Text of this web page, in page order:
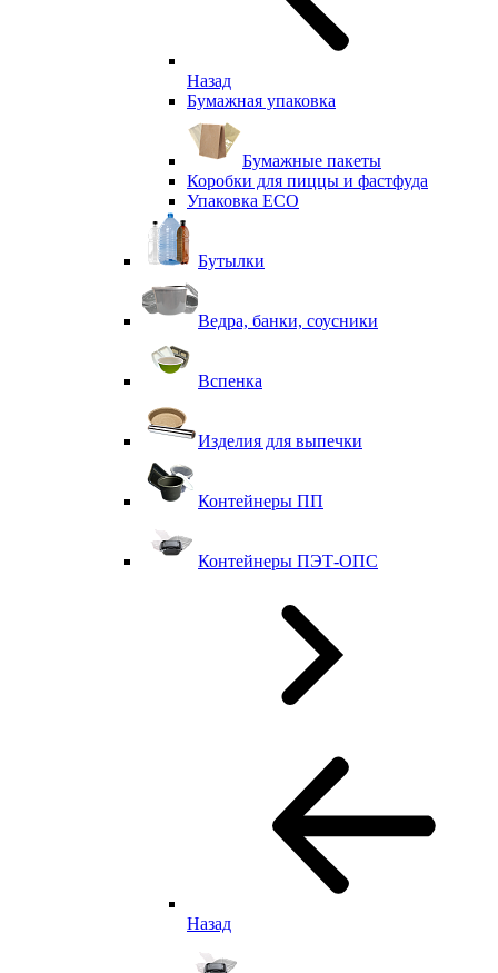
Назад
Бумажная упаковка
Бумажные пакеты
Коробки для пиццы и фастфуда
Упаковка ECO
Бутылки
Ведра, банки, соусники
Вспенка
Изделия для выпечки
Контейнеры ПП
Контейнеры ПЭТ-ОПС
Назад